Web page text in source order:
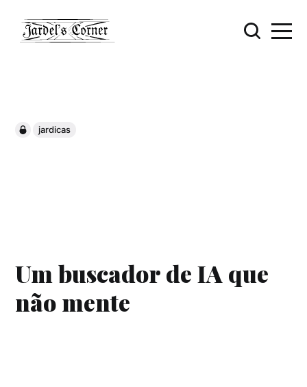
jardicas
Um buscador de IA que
não mente